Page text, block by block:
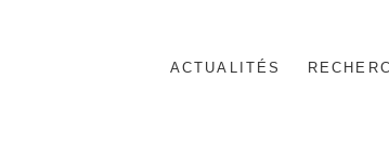
ACTUALITÉS